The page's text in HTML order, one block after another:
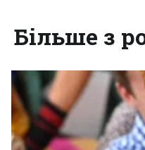
Більше з